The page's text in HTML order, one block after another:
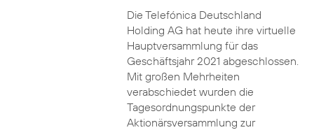
Die Telefónica Deutschland
Holding AG hat heute ihre virtuelle
Hauptversammlung für das
Geschäftsjahr 2021 abgeschlossen.
Mit großen Mehrheiten
verabschiedet wurden die
Tagesordnungspunkte der
Aktionärsversammlung zur